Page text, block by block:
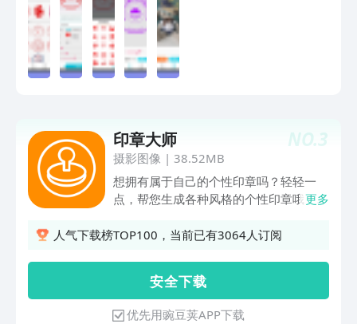
NO.3
印章大师
摄影图像 | 38.52MB
想拥有属于自己的个性印章吗？轻轻一
点，帮您生成各种风格的个性印章哦！还
样式，敬请期待。
更多
人气下载榜TOP100，当前已有3064人订阅
安 全 下 载
优先用豌豆荚APP下载